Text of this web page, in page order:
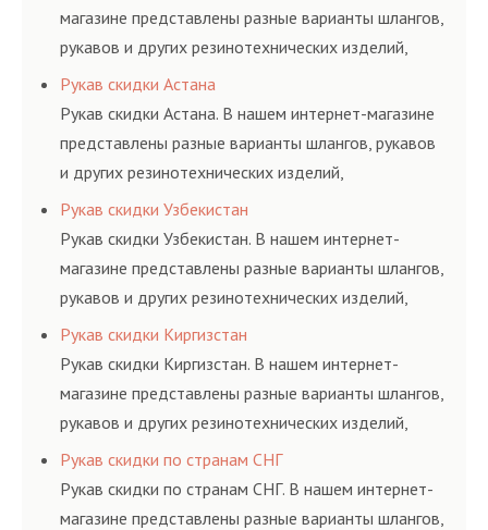
магазине представлены разные варианты шлангов,
рукавов и других резинотехнических изделий,
соответствующих ГОСТам, техническим условиям
и нормативам.
Рукав скидки Астана
Рукав скидки Астана. В нашем интернет-магазине
представлены разные варианты шлангов, рукавов
и других резинотехнических изделий,
соответствующих ГОСТам, техническим условиям
и нормативам.
Рукав скидки Узбекистан
Рукав скидки Узбекистан. В нашем интернет-
магазине представлены разные варианты шлангов,
рукавов и других резинотехнических изделий,
соответствующих ГОСТам, техническим условиям
и нормативам.
Рукав скидки Киргизстан
Рукав скидки Киргизстан. В нашем интернет-
магазине представлены разные варианты шлангов,
рукавов и других резинотехнических изделий,
соответствующих ГОСТам, техническим условиям
и нормативам.
Рукав скидки по странам СНГ
Рукав скидки по странам СНГ. В нашем интернет-
магазине представлены разные варианты шлангов,